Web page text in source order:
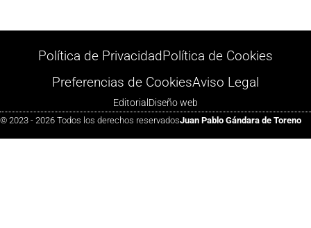
Política de PrivacidadPolítica de Cookies
Preferencias de CookiesAviso Legal
EditorialDiseño web
© 2023 - 2026 Todos los derechos reservadosJuan Pablo Gándara de Toreno